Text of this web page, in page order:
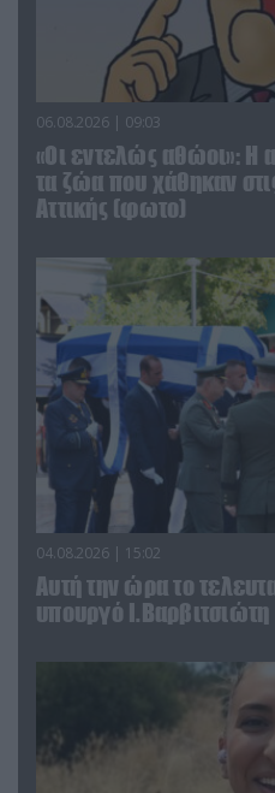
06.08.2026 | 09:03
«Οι εντελώς αθώοι»: Η
τα ζώα που χάθηκαν
Αττικής (φωτο)
04.08.2026 | 15:02
Αυτή την ώρα το
υπουργό